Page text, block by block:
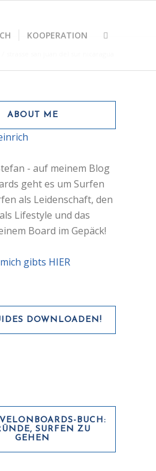
KOOPERATION
ABOUT ME
- auf meinem Blog
geht es um Surfen
als Leidenschaft, den
Lifestyle und das
Board im Gepäck!
gibts HIER
DOWNLOADEN!
BUCH:
SURFEN ZU
GEHEN